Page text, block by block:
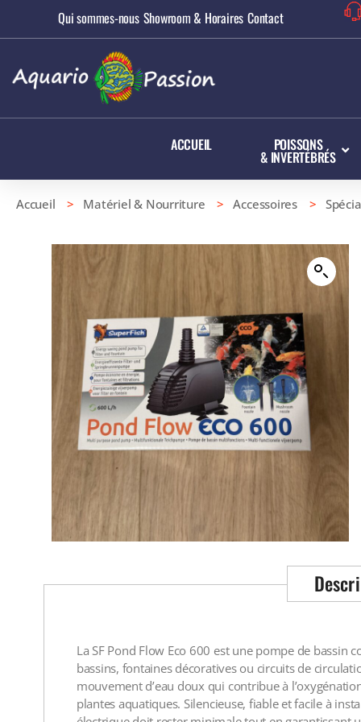
Qui sommes-nous Showroom & Horaires Contact
ACCUEIL POISSONS
& INVERTÉBRÉS
Accueil > Matériel & Nourriture >Accessoires>
La SF Pond Flow Eco 600 est une pompe de bassin
bassins, fontaines décoratives ou circuits de
mouvement d’eau doux qui contribue à
plantes aquatiques. Silencieuse, fiable et facile à